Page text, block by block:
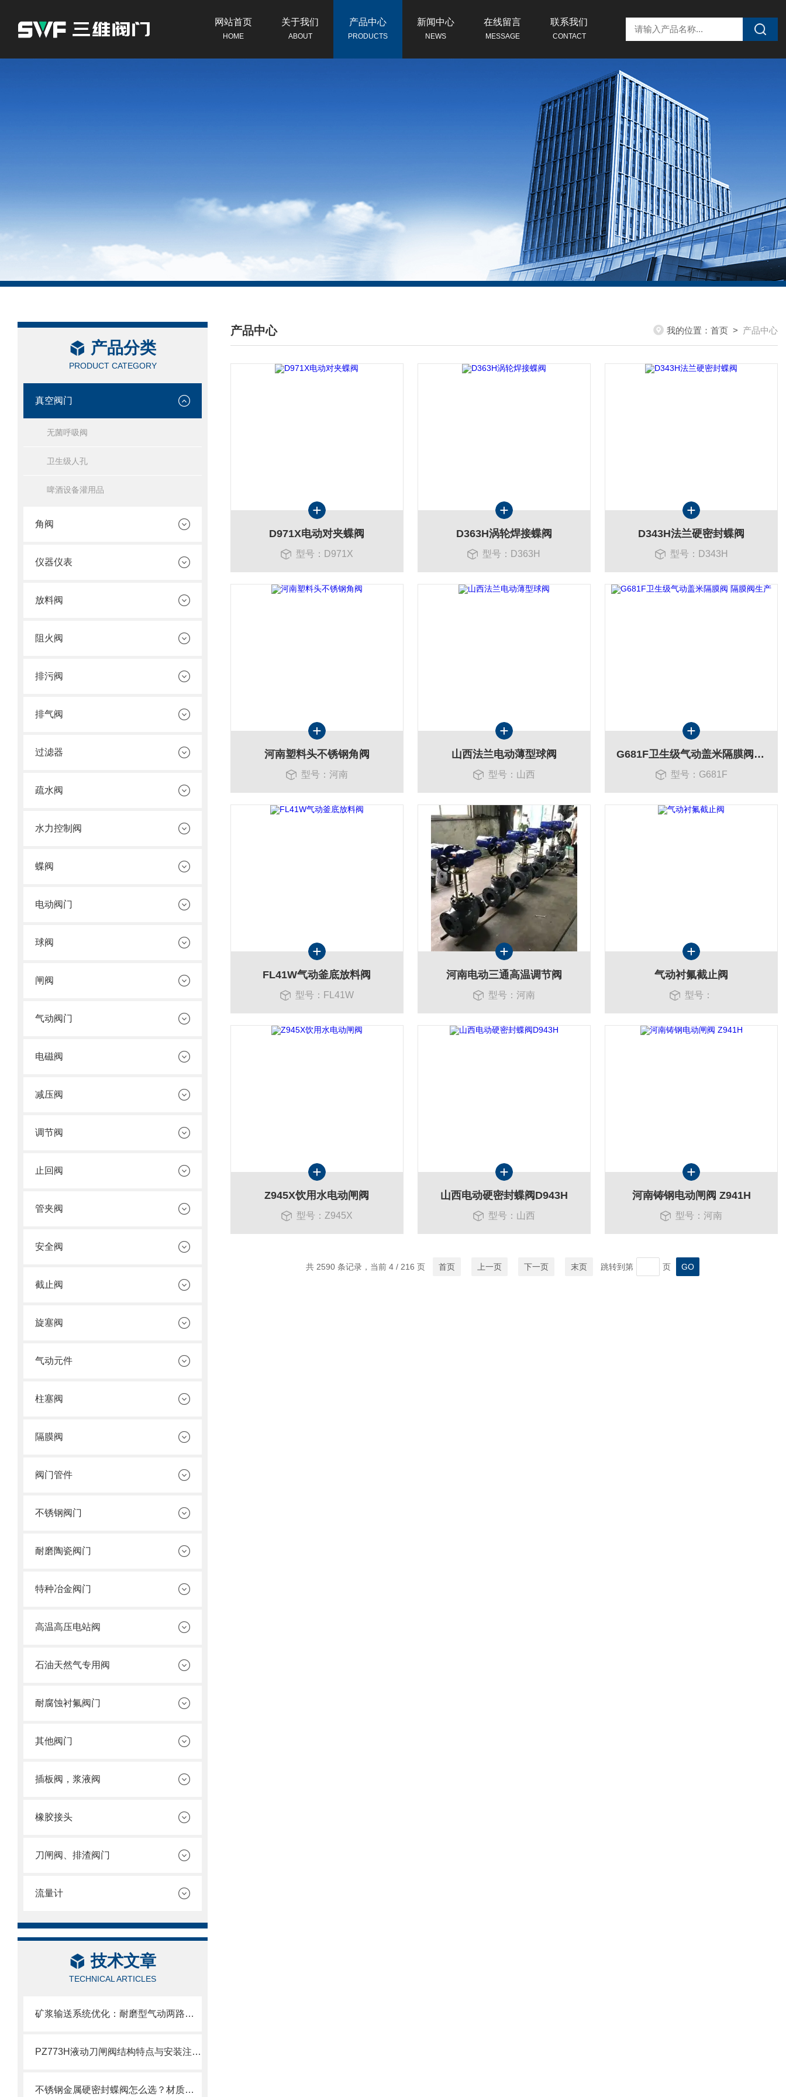
网站首页
HOME
关于我们
ABOUT
产品中心
PRODUCTS
新闻中心
NEWS
在线留言
MESSAGE
联系我们
CONTACT
产品分类
PRODUCT CATEGORY
真空阀门
无菌呼吸阀
卫生级人孔
啤酒设备灌用品
角阀
仪器仪表
放料阀
阻火阀
排污阀
排气阀
过滤器
疏水阀
水力控制阀
蝶阀
电动阀门
球阀
闸阀
气动阀门
电磁阀
减压阀
调节阀
止回阀
管夹阀
安全阀
截止阀
旋塞阀
气动元件
柱塞阀
隔膜阀
阀门管件
不锈钢阀门
耐磨陶瓷阀门
特种冶金阀门
高温高压电站阀
石油天然气专用阀
耐腐蚀衬氟阀门
其他阀门
插板阀，浆液阀
橡胶接头
刀闸阀、排渣阀门
流量计
技术文章
TECHNICAL ARTICLES
矿浆输送系统优化：耐磨型气动两路分料阀的应用实践
PZ773H液动刀闸阀结构特点与安装注意事项
不锈钢金属硬密封蝶阀怎么选？材质、压力、温度一文搞定选购指南
产品中心
/ PRODUCTS CENTER
我的位置： 首页 > 产品中心
D971X电动对夹蝶阀
型号：D971X
D363H涡轮焊接蝶阀
型号：D363H
D343H法兰硬密封蝶阀
型号：D343H
河南塑料头不锈钢角阀
型号：河南
山西法兰电动薄型球阀
型号：山西
G681F卫生级气动盖米隔膜阀 隔膜阀生产
型号：G681F
FL41W气动釜底放料阀
型号：FL41W
河南电动三通高温调节阀
型号：河南
气动衬氟截止阀
型号：
Z945X饮用水电动闸阀
型号：Z945X
山西电动硬密封蝶阀D943H
型号：山西
河南铸钢电动闸阀 Z941H
型号：河南
共 2590 条记录，当前 4 / 216 页 首页 上一页 下一页 末页 跳转到第 页